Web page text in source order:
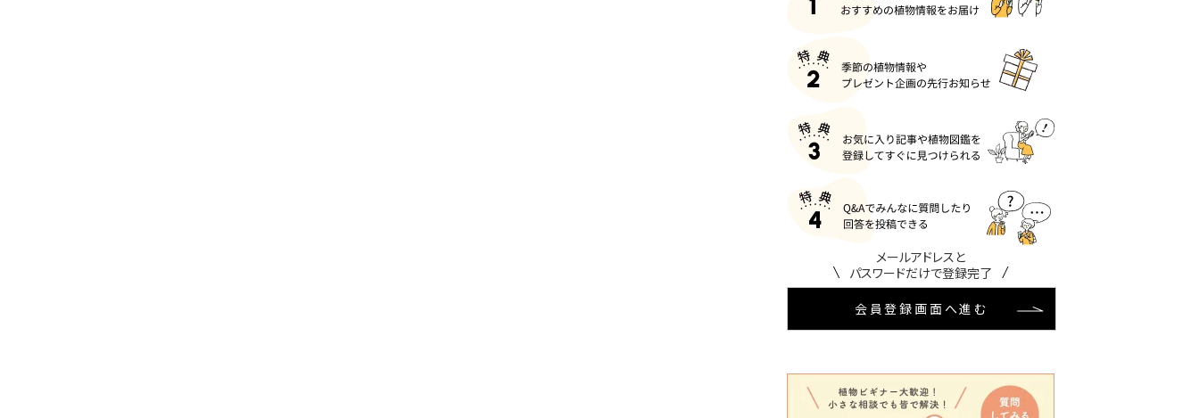
メールアドレスと
パスワードだけで登録完了
会員登録画面へ進む